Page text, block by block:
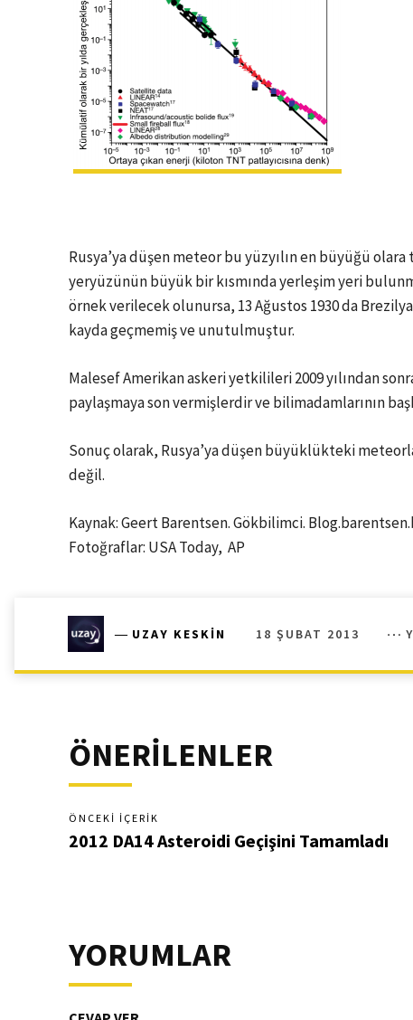
Rusya’ya düşen meteor bu yüzyılın en büyüğü
yeryüzünün büyük bir kısmında yerleşim yeri
örnek verilecek olunursa, 13 Ağustos 1930 da Brezilya
kayda geçmemiş ve unutulmuştur.
Malesef Amerikan askeri yetkilileri 2009 yılından
paylaşmaya son vermişlerdir ve bilimadamlarının
Sonuç olarak, Rusya’ya düşen büyüklükteki
değil.
Kaynak: Geert Barentsen. Gökbilimci.
Fotoğraflar: USA Today, AP
― UZAY KESKIN 18 ŞUBAT 2013
ÖNERİLENLER
ÖNCEKI İÇERIK
2012 DA14 Asteroidi Geçişini Tamamladı
YORUMLAR